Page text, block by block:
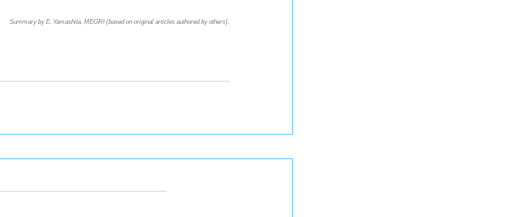
Summary by E. Yamashita, MEGRI (based on original articles authored by others).